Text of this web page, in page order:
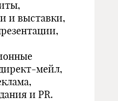
и выставки,
мейл,
и PR.